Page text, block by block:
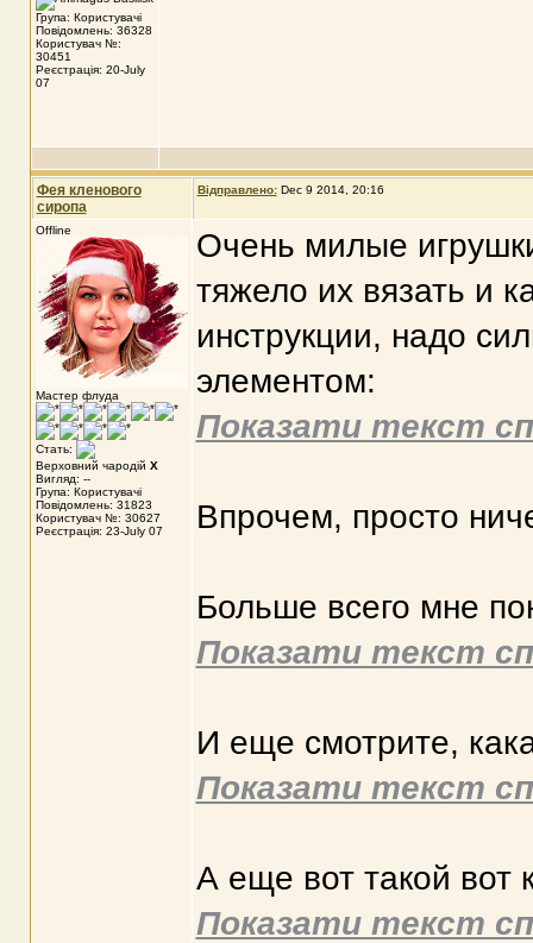
Група: Користувачі
Повідомлень: 36328
Користувач №:
30451
Реєстрація: 20-July
07
Фея кленового
сиропа
Відправлено: Dec 9 2014, 20:16
Offline
Мастер флуда
Стать:
Верховний чародій X
Вигляд: --
Група: Користувачі
Повідомлень: 31823
Користувач №: 30627
Реєстрація: 23-July 07
Очень милые
тяжело их вязать и
инструкции, надо
элементом:
Показати текст
Впрочем, просто
Больше всего мне
Показати текст
И еще смотрите,
Показати текст
А еще вот такой вот
Показати текст